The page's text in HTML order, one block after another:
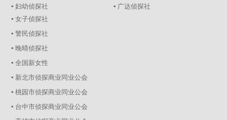
▪ 妇幼侦探社
▪ 广达侦探社
▪ 女子侦探社
▪ 警民侦探社
▪ 晚晴侦探社
▪ 全国新女性
▪ 新北市侦探商业同业公会
▪ 桃园市侦探商业同业公会
▪ 台中市侦探商业同业公会